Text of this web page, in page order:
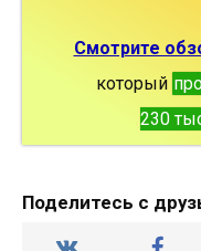
Смотрите
который
230
Поделитесь с